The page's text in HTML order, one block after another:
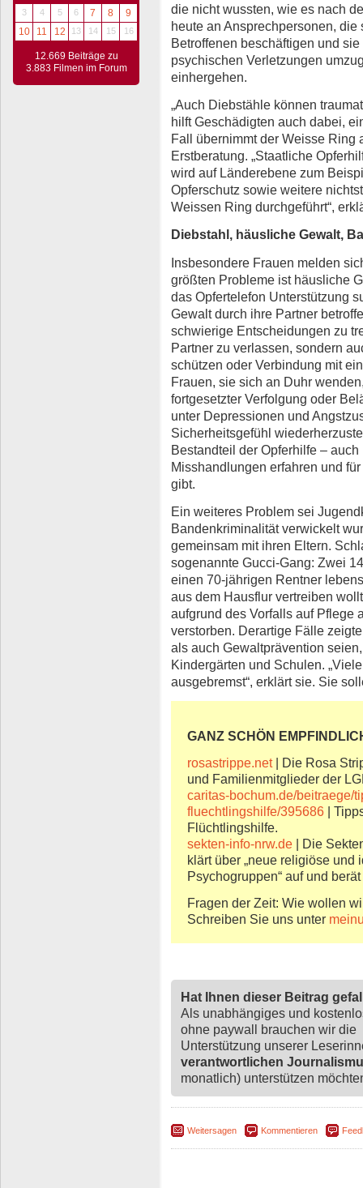
3
4 5 6 7 8
9
10
11 12 13 14 15 16
12.669 Beiträge zu
3.883 Filmen im Forum
die nicht wussten, wie es nach
heute an Ansprechpersonen,
Betroffenen beschäftigen und
psychischen Verletzungen
einhergehen.
„Auch Diebstähle können
hilft Geschädigten auch dabei,
Fall übernimmt der Weisse Ring
Erstberatung. „Staatliche
wird auf Länderebene zum
Opferschutz sowie weitere
Weissen Ring durchgeführt“,
Diebstahl, häusliche Gewalt,
Insbesondere Frauen melden
größten Probleme ist häusliche
das Opfertelefon Unterstützung
Gewalt durch ihre Partner
schwierige Entscheidungen zu
Partner zu verlassen, sondern
schützen oder Verbindung mit
Frauen, sie sich an Duhr
fortgesetzter Verfolgung oder
unter Depressionen und
Sicherheitsgefühl
Bestandteil der Opferhilfe –
Misshandlungen erfahren und
gibt.
Ein weiteres Problem sei
Bandenkriminalität verwickelt
gemeinsam mit ihren Eltern.
sogenannte Gucci-Gang: Zwei
einen 70-jährigen Rentner
aus dem Hausflur vertreiben
aufgrund des Vorfalls auf Pflege
verstorben. Derartige Fälle
als auch Gewaltprävention
Kindergärten und Schulen.
ausgebremst“, erklärt sie. Sie
GANZ SCHÖN
rosastrippe.net| Die Rosa
und Familienmitglieder der
caritas-bochum.de/beitraege/
fluechtlingshilfe/395686 |
Flüchtlingshilfe.
sekten-info-nrw.de | Die
klärt über „neue religiöse
Psychogruppen“ auf und
Fragen der Zeit: Wie wollen
Schreiben Sie uns unter
Hat Ihnen dieser Beitrag
Als unabhängiges und
ohne paywall brauchen wir die
Unterstützung unserer
verantwortlichen
monatlich) unterstützen
Weitersagen Kommentieren